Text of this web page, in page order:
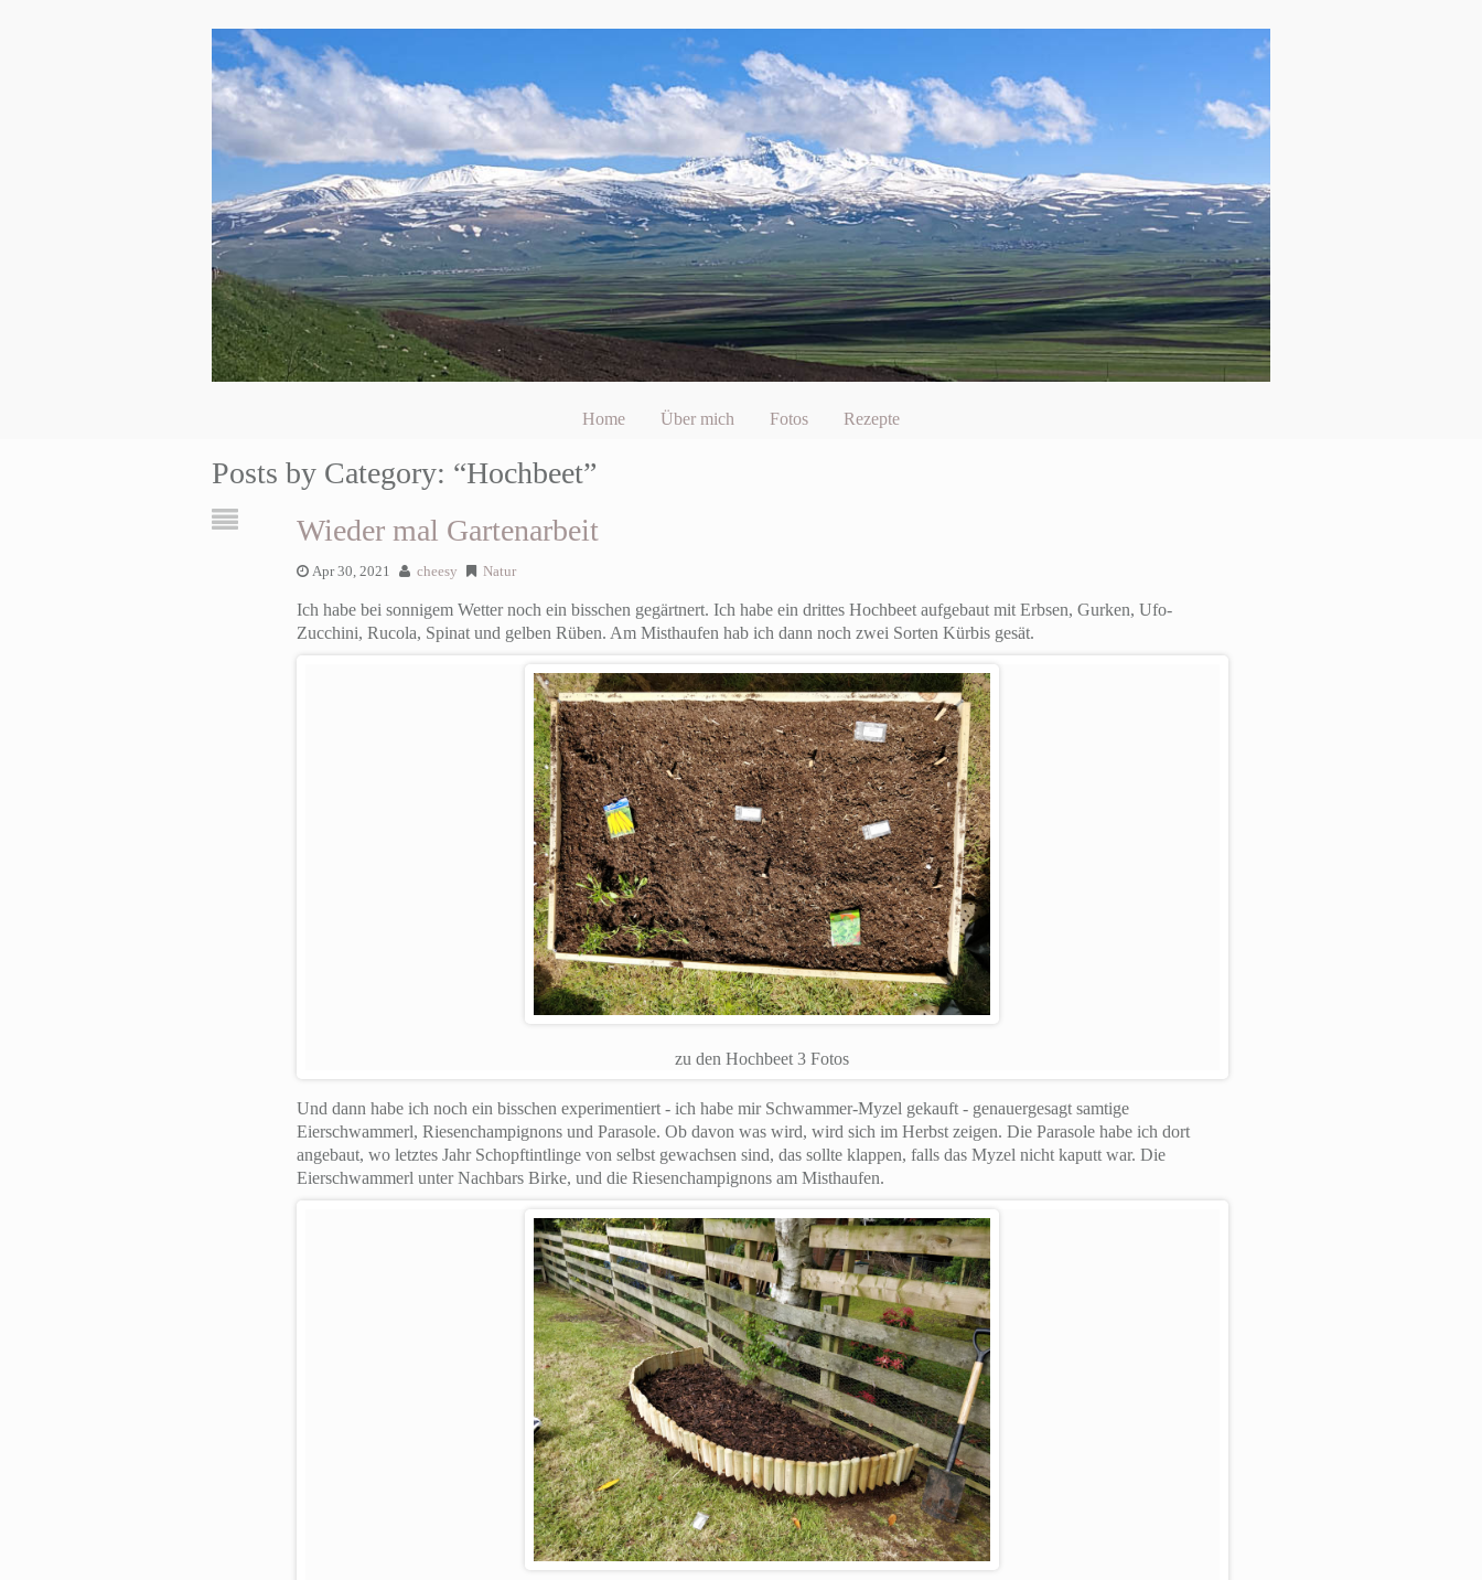
Home Über mich Fotos Rezepte
Posts by Category: “Hochbeet”
Wieder mal Gartenarbeit
Apr 30, 2021 cheesy Natur
Ich habe bei sonnigem Wetter noch ein bisschen gegärtnert. Ich habe ein drittes Hochbeet aufgebaut mit Erbsen, Gurken, Ufo-
Zucchini, Rucola, Spinat und gelben Rüben. Am Misthaufen hab ich dann noch zwei Sorten Kürbis gesät.
zu den Hochbeet 3 Fotos
Und dann habe ich noch ein bisschen experimentiert - ich habe mir Schwammer-Myzel gekauft - genauergesagt samtige
Eierschwammerl, Riesenchampignons und Parasole. Ob davon was wird, wird sich im Herbst zeigen. Die Parasole habe ich dort
angebaut, wo letztes Jahr Schopftintlinge von selbst gewachsen sind, das sollte klappen, falls das Myzel nicht kaputt war. Die
Eierschwammerl unter Nachbars Birke, und die Riesenchampignons am Misthaufen.